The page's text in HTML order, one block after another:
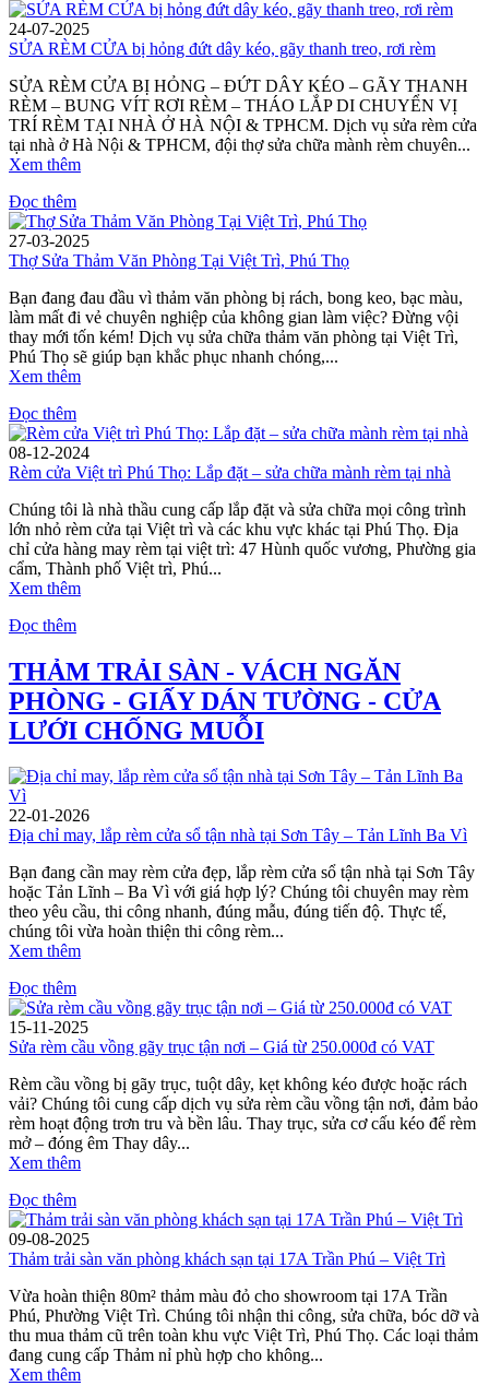
24-07-2025
SỬA RÈM CỬA bị hỏng đứt dây kéo, gãy thanh treo, rơi rèm
SỬA RÈM CỬA BỊ HỎNG – ĐỨT DÂY KÉO – GÃY THANH
RÈM – BUNG VÍT RƠI RÈM – THÁO LẮP DI CHUYỂN VỊ
TRÍ RÈM TẠI NHÀ Ở HÀ NỘI & TPHCM. Dịch vụ sửa rèm cửa
tại nhà ở Hà Nội & TPHCM, đội thợ sửa chữa mành rèm chuyên...
Xem thêm
Đọc thêm
27-03-2025
Thợ Sửa Thảm Văn Phòng Tại Việt Trì, Phú Thọ
Bạn đang đau đầu vì thảm văn phòng bị rách, bong keo, bạc màu,
làm mất đi vẻ chuyên nghiệp của không gian làm việc? Đừng vội
thay mới tốn kém! Dịch vụ sửa chữa thảm văn phòng tại Việt Trì,
Phú Thọ sẽ giúp bạn khắc phục nhanh chóng,...
Xem thêm
Đọc thêm
08-12-2024
Rèm cửa Việt trì Phú Thọ: Lắp đặt – sửa chữa mành rèm tại nhà
Chúng tôi là nhà thầu cung cấp lắp đặt và sửa chữa mọi công trình
lớn nhỏ rèm cửa tại Việt trì và các khu vực khác tại Phú Thọ. Địa
chỉ cửa hàng may rèm tại việt trì: 47 Hùnh quốc vương, Phường gia
cẩm, Thành phố Việt trì, Phú...
Xem thêm
Đọc thêm
THẢM TRẢI SÀN - VÁCH NGĂN
PHÒNG - GIẤY DÁN TƯỜNG - CỬA
LƯỚI CHỐNG MUỖI
22-01-2026
Địa chỉ may, lắp rèm cửa sổ tận nhà tại Sơn Tây – Tản Lĩnh Ba Vì
Bạn đang cần may rèm cửa đẹp, lắp rèm cửa sổ tận nhà tại Sơn Tây
hoặc Tản Lĩnh – Ba Vì với giá hợp lý? Chúng tôi chuyên may rèm
theo yêu cầu, thi công nhanh, đúng mẫu, đúng tiến độ. Thực tế,
chúng tôi vừa hoàn thiện thi công rèm...
Xem thêm
Đọc thêm
15-11-2025
Sửa rèm cầu vồng gãy trục tận nơi – Giá từ 250.000đ có VAT
Rèm cầu vồng bị gãy trục, tuột dây, kẹt không kéo được hoặc rách
vải? Chúng tôi cung cấp dịch vụ sửa rèm cầu vồng tận nơi, đảm bảo
rèm hoạt động trơn tru và bền lâu. Thay trục, sửa cơ cấu kéo để rèm
mở – đóng êm Thay dây...
Xem thêm
Đọc thêm
09-08-2025
Thảm trải sàn văn phòng khách sạn tại 17A Trần Phú – Việt Trì
Vừa hoàn thiện 80m² thảm màu đỏ cho showroom tại 17A Trần
Phú, Phường Việt Trì. Chúng tôi nhận thi công, sửa chữa, bóc dỡ và
thu mua thảm cũ trên toàn khu vực Việt Trì, Phú Thọ. Các loại thảm
đang cung cấp Thảm nỉ phù hợp cho không...
Xem thêm